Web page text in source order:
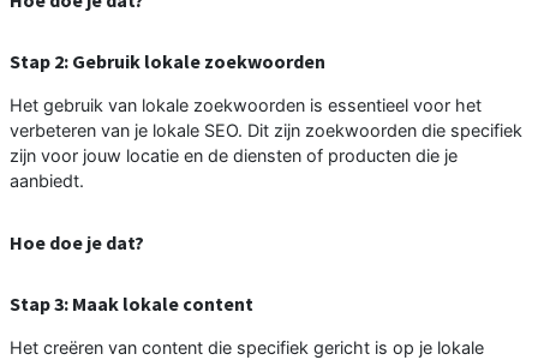
Stap 2: Gebruik lokale zoekwoorden
Het gebruik van lokale zoekwoorden is essentieel voor het
verbeteren van je lokale SEO. Dit zijn zoekwoorden die specifiek
zijn voor jouw locatie en de diensten of producten die je
aanbiedt.
Hoe doe je dat?
Stap 3: Maak lokale content
Het creëren van content die specifiek gericht is op je lokale